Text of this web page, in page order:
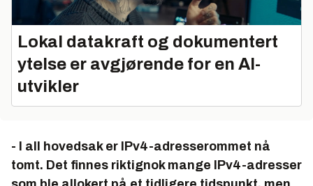
Lokal datakraft og dokumentert
ytelse er avgjørende for en AI-
utvikler
- I all hovedsak er IPv4-adresserommet nå
tomt. Det finnes riktignok mange IPv4-adresser